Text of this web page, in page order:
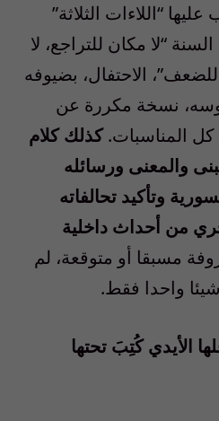
“اللاءات الثلاثة”
“لا مكان للتراجع، لا
الاحتفال، بضيوفه
نسخة مكررة عن
كل المناسبات.كذلك كلام
والمعنى ورسائله
وتأكيد تحالفاته
من أحداث داخلية
مسبقا أو متوقعة، لم
شيئا واحدا فقط.
الأيدي كُتِبَ تحتها